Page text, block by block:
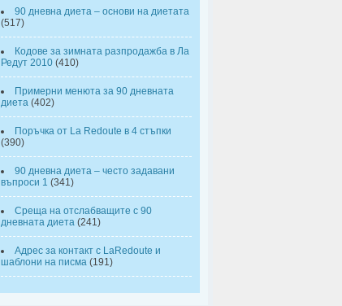
90 дневна диета – основи на диетата
(517)
Кодове за зимната разпродажба в Ла
Редут 2010 (410)
Примерни менюта за 90 дневната
диета (402)
Поръчка от La Redoute в 4 стъпки
(390)
90 дневна диета – често задавани
въпроси 1 (341)
Среща на отслабващите с 90
дневната диета (241)
Адрес за контакт с LaRedoute и
шаблони на писма (191)